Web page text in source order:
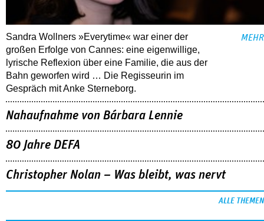
Sandra Wollners »Everytime« war einer der
großen Erfolge von Cannes: eine eigenwillige,
lyrische Reflexion über eine ­Familie, die aus der
Bahn geworfen wird … Die Regisseurin im
Gespräch mit Anke Sterneborg.
MEHR
Nahaufnahme von Bárbara Lennie
80 Jahre DEFA
Christopher Nolan – Was bleibt, was nervt
ALLE THEMEN